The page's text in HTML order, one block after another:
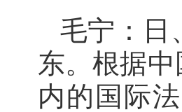
毛宁：日
东。根据
内的国际